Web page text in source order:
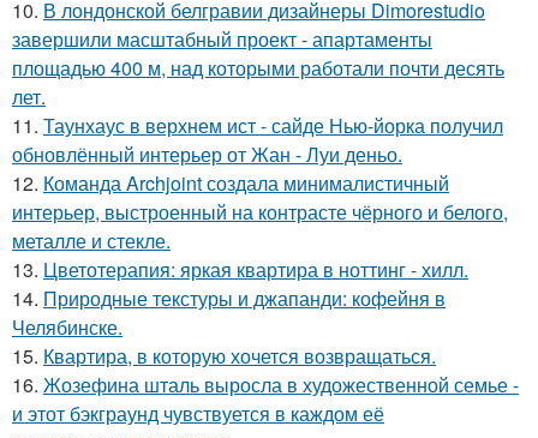
10. В лондонской белгравии дизайнеры Dimorestudio
завершили масштабный проект - апартаменты
площадью 400 м, над которыми работали почти десять
лет.
11. Таунхаус в верхнем ист - сайде Нью-йорка получил
обновлённый интерьер от Жан - Луи деньо.
12. Команда Archjoint создала минималистичный
интерьер, выстроенный на контрасте чёрного и белого,
металле и стекле.
13. Цветотерапия: яркая квартира в ноттинг - хилл.
14. Природные текстуры и джапанди: кофейня в
Челябинске.
15. Квартира, в которую хочется возвращаться.
16. Жозефина шталь выросла в художественной семье -
и этот бэкграунд чувствуется в каждом её